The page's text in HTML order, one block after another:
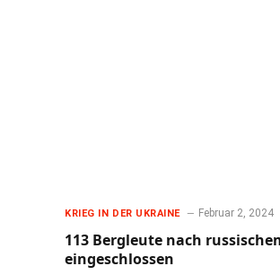
KRIEG IN DER UKRAINE Februar 2, 2024
113 Bergleute nach
eingeschlossen